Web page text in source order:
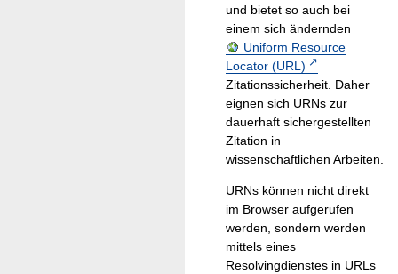
und bietet so auch bei
einem sich ändernden
Uniform Resource
Locator (URL)
Zitationssicherheit. Daher
eignen sich URNs zur
dauerhaft sichergestellten
Zitation in
wissenschaftlichen Arbeiten.
URNs können nicht direkt
im Browser aufgerufen
werden, sondern werden
mittels eines
Resolvingdienstes in URLs